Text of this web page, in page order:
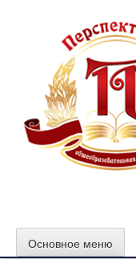
содержимому
Основное меню